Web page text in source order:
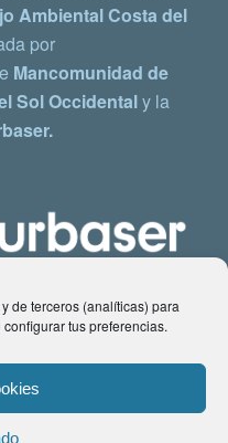
de terceros (analíticas) para
tus preferencias.
Ambiental Costa del
por
Mancomunidad de
Sol Occidentaly la